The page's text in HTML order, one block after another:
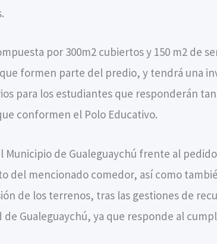
por 300m2 cubiertos y 150 m2 de
formen parte del predio, y tendrá una
para los estudiantes que responderán
conformen el Polo Educativo.
de Gualeguaychú frente al
mencionado comedor, así como
de los terrenos, tras las gestiones de
Gualeguaychú, ya que responde al